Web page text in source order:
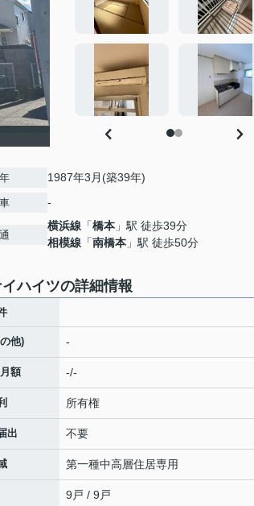
1987年3月(築39年)
-
横浜線 「橋本 」駅 徒歩39分
相模線 「南橋本 」駅 徒歩50分
イハイツの詳細情報
他) -
額 -/-
所有権
出 不要
第一種中高層住居専用
9戸 / 9戸